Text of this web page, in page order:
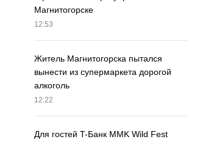
Магнитогорске
12:53
Житель Магнитогорска пытался
вынести из супермаркета дорогой
алкоголь
12:22
Для гостей T-Банк MMK Wild Fest